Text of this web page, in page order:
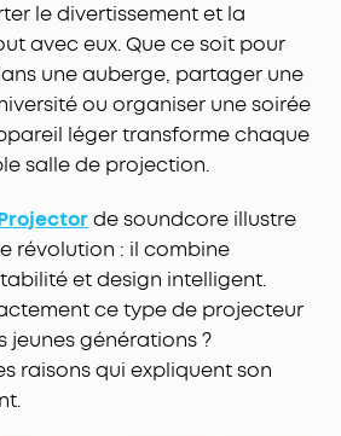
le divertissement et la
avec eux. Que ce soit pour
une auberge, partager une
ou organiser une soirée
léger transforme chaque
salle de projection.
de soundcore illustre
révolution : il combine
et design intelligent.
ce type de projecteur
jeunes générations ?
raisons qui expliquent son